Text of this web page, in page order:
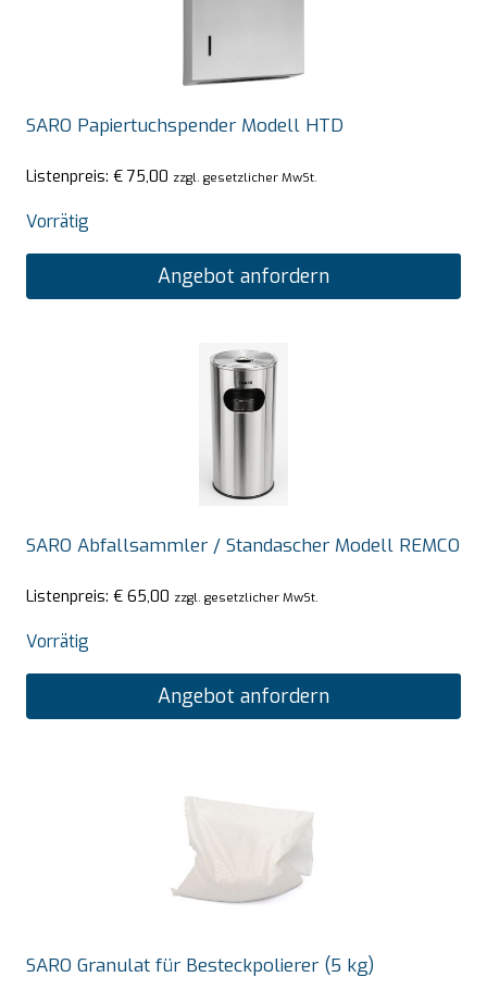
SARO Papiertuchspender Modell HTD
Listenpreis: € 75,00 zzgl. gesetzlicher MwSt.
Vorrätig
Angebot anfordern
SARO Abfallsammler / Standascher Modell REMCO
Listenpreis: € 65,00 zzgl. gesetzlicher MwSt.
Vorrätig
Angebot anfordern
SARO Granulat für Besteckpolierer (5 kg)